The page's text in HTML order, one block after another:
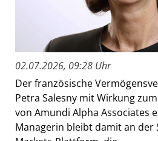
02.07.2026, 09:28 Uhr
Der französische
Petra Salesny mit Wirkung zum
von Amundi Alpha Associates
Managerin bleibt damit an der